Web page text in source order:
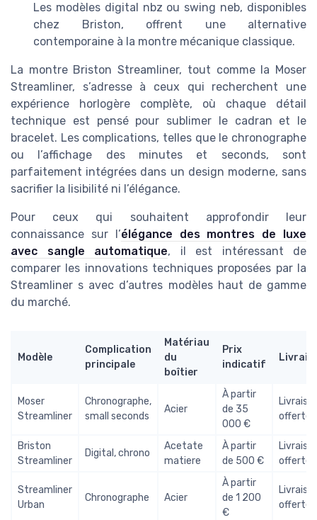
Les modèles digital nbz ou swing neb, disponibles
chez Briston, offrent une alternative
contemporaine à la montre mécanique classique.
La montre Briston Streamliner, tout comme la Moser
Streamliner, s’adresse à ceux qui recherchent une
expérience horlogère complète, où chaque détail
technique est pensé pour sublimer le cadran et le
bracelet. Les complications, telles que le chronographe
ou l’affichage des minutes et seconds, sont
parfaitement intégrées dans un design moderne, sans
sacrifier la lisibilité ni l’élégance.
Pour ceux qui souhaitent approfondir leur
connaissance sur l’élégance des montres de luxe
avec sangle automatique, il est intéressant de
comparer les innovations techniques proposées par la
Streamliner s avec d’autres modèles haut de gamme
du marché.
Modèle
Complication
principale
Matériau
du
boîtier
Prix
indicatif
Moser
Streamliner
Chronographe,
small seconds
Acier
À partir
de 35
000 €
offerte
Briston
Streamliner
Digital, chrono
Acetate
matiere
À partir
de 500 €
offerte
Streamliner
Urban
Chronographe Acier
À partir
de 1 200
€
offerte